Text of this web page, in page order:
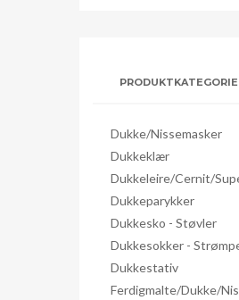
Dukke/nissemasker
Dukkeklær
Dukkeleire/Cernit/
Dukkeparykker
Dukkesko - Støvler
Dukkesokker -
Dukkestativ
Ferdigmalte/dukke/